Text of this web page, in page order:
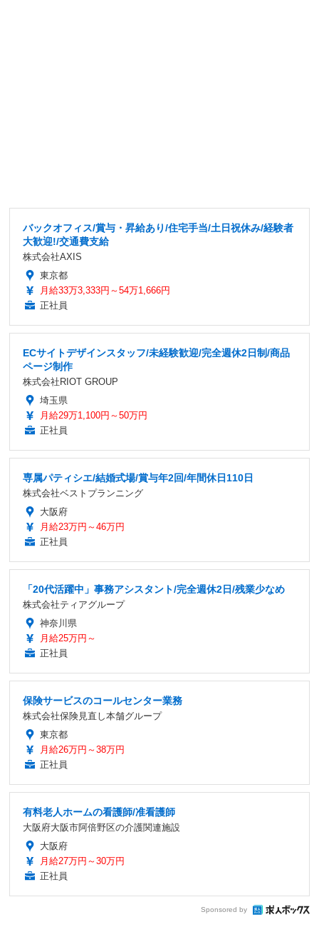
バックオフィス/賞与・昇給あり/住宅手当/土日祝休み/経験者
大歓迎!/交通費支給
株式会社AXIS
東京都
月給33万3,333円～54万1,666円
正社員
ECサイトデザインスタッフ/未経験歓迎/完全週休2日制/商品
ページ制作
株式会社RIOT GROUP
埼玉県
月給29万1,100円～50万円
正社員
専属パティシエ/結婚式場/賞与年2回/年間休日110日
株式会社ベストプランニング
大阪府
月給23万円～46万円
正社員
「20代活躍中」事務アシスタント/完全週休2日/残業少なめ
株式会社ティアグループ
神奈川県
月給25万円～
正社員
保険サービスのコールセンター業務
株式会社保険見直し本舗グループ
東京都
月給26万円～38万円
正社員
有料老人ホームの看護師/准看護師
大阪府大阪市阿倍野区の介護関連施設
大阪府
月給27万円～30万円
正社員
Sponsored by